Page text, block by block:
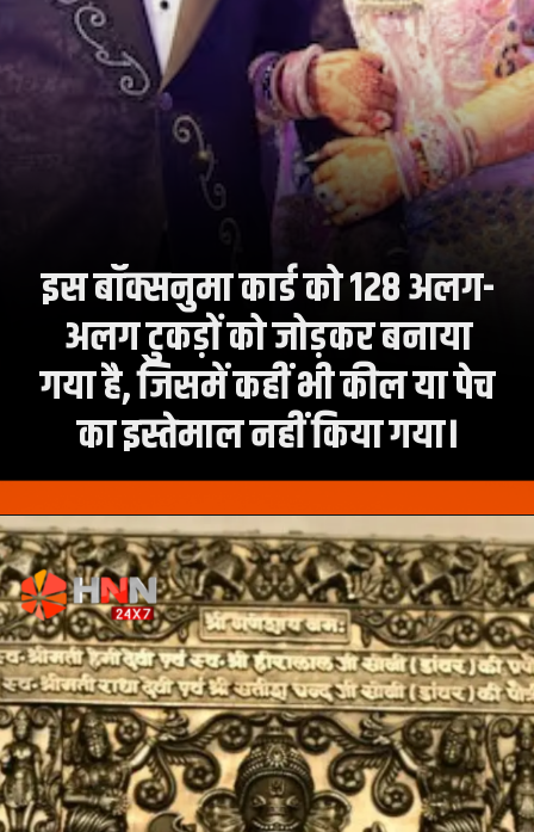
इस बॉक्सनुमा कार्ड को 128 अलग-
अलग टुकड़ों को जोड़कर बनाया
गया है, जिसमें कहीं भी कील या पेच
का इस्तेमाल नहीं किया गया।